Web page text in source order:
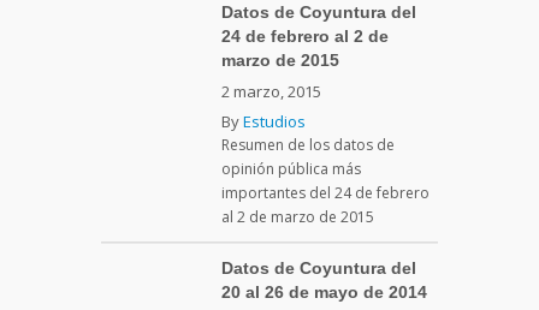
Datos de Coyuntura del
24 de febrero al 2 de
marzo de 2015
2 marzo, 2015
ByEstudios
Resumen de los datos de
opinión pública más
importantes del 24 de febrero
al 2 de marzo de 2015
Datos de Coyuntura del
20 al 26 de mayo de 2014